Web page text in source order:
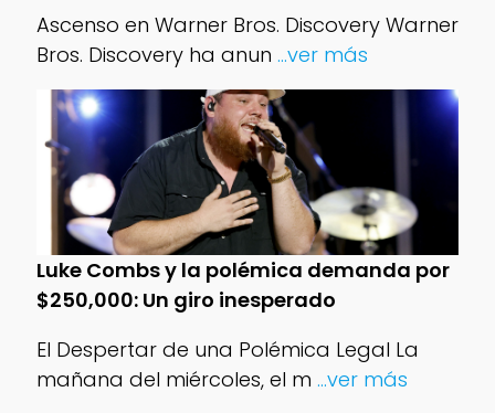
Ascenso en Warner Bros. Discovery Warner
Bros. Discovery ha anun ...ver más
Luke Combs y la polémica demanda por
$250,000: Un giro inesperado
El Despertar de una Polémica Legal La
mañana del miércoles, el m ...ver más